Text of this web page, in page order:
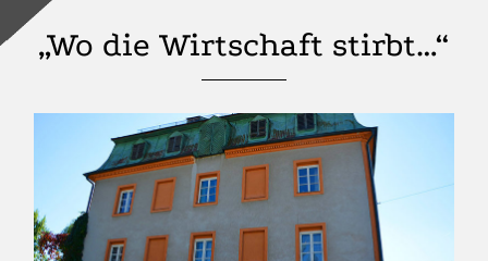
„Wo die Wirtschaft stirbt…“